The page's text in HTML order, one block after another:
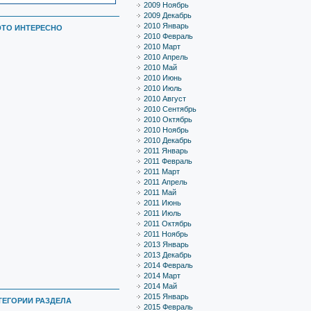
ИНТЕРЕСНО
РАЗДЕЛА
2009 Ноябрь
2009 Декабрь
2010 Январь
2010 Февраль
2010 Март
2010 Апрель
2010 Май
2010 Июнь
2010 Июль
2010 Август
2010 Сентябрь
2010 Октябрь
2010 Ноябрь
2010 Декабрь
2011 Январь
2011 Февраль
2011 Март
2011 Апрель
2011 Май
2011 Июнь
2011 Июль
2011 Октябрь
2011 Ноябрь
2013 Январь
2013 Декабрь
2014 Февраль
2014 Март
2014 Май
2015 Январь
2015 Февраль